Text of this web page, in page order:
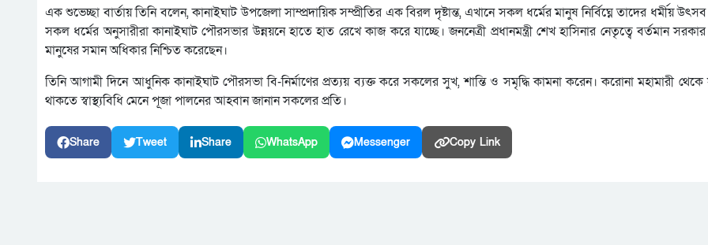
এক শুভেচ্ছা বার্তায় তিনি বলেন, কানাইঘাট উপজেলা সাম্প্রদায়িক সম্প্রীতির এক বিরল দৃষ্টান্ত, এখানে সকল ধর্মের মানুষ নির্বিঘ্নে তাদের ধর্মীয়
সকল ধর্মের অনুসারীরা কানাইঘাট পৌরসভার উন্নয়নে হাতে হাত রেখে কাজ করে যাচ্ছে। জননেত্রী প্রধানমন্ত্রী শেখ হাসিনার নেতৃত্বে বর্তমান
মানুষের সমান অধিকার নিশ্চিত করেছেন।
তিনি আগামী দিনে আধুনিক কানাইঘাট পৌরসভা বি-নির্মাণের প্রত্যয় ব্যক্ত করে সকলের সুখ, শান্তি ও সমৃদ্ধি কামনা করেন। করোনা মহামারী
থাকতে স্বাস্থ্যবিধি মেনে পূজা পালনের আহবান জানান সকলের প্রতি।
Share Tweet Share WhatsApp Messenger Copy Link